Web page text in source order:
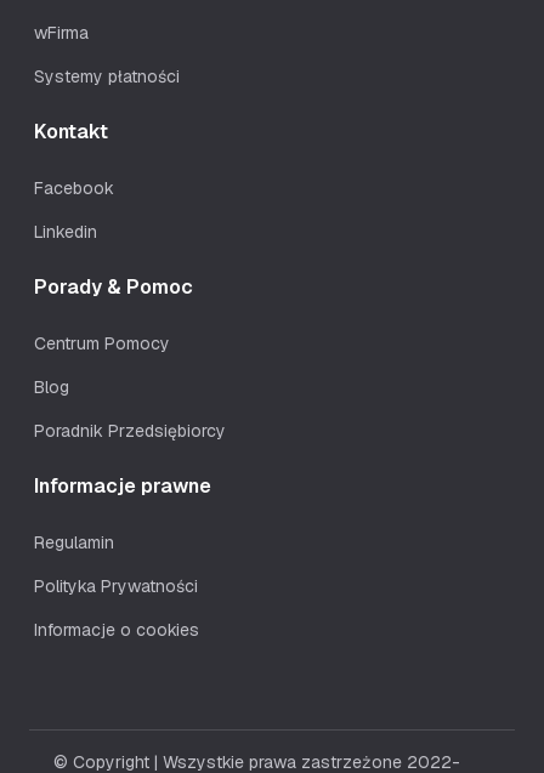
wFirma
Systemy płatności
Kontakt
Facebook
Linkedin
Porady & Pomoc
Centrum Pomocy
Blog
Poradnik Przedsiębiorcy
Informacje prawne
Regulamin
Polityka Prywatności
Informacje o cookies
© Copyright | Wszystkie prawa zastrzeżone 2022-